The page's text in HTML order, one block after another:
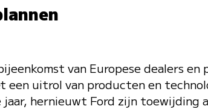
van Europese dealers en
een uitrol van producten en
hernieuwt Ford zijn toewijding